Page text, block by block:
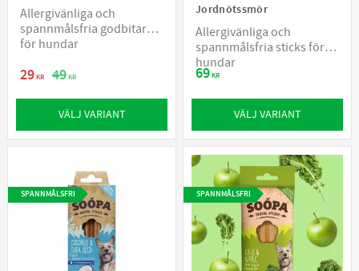
Allergivänliga och
spannmålsfria godbitar
för hundar
29KR 49KR
VÄLJ VARIANT
Jordnötssmör
Allergivänliga och
spannmålsfria sticks för
hundar
69KR
VÄLJ VARIANT
SPANNMÅLSFRI SPANNMÅLSFRI